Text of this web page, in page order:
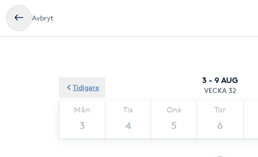
Avbryt
3 - 9 AUG
VECKA 32
Mån
3
Tis
4
Ons
5
Tor
6
Tidigare